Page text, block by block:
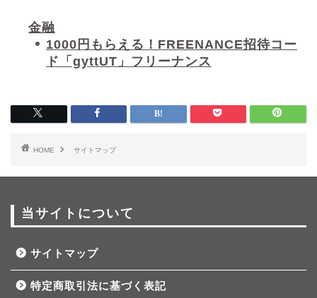
金融
1000円もらえる！FREENANCE招待コー
ド「gyttUT」フリーナンス
HOME サイトマップ
当サイトについて
サイトマップ
特定商取引法に基づく表記